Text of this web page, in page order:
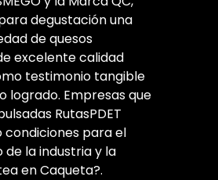
degustación una
de quesos
excelente calidad
testimonio tangible
logrado. Empresas que
RutasPDET
condiciones para el
la industria y la
en Caqueta?.